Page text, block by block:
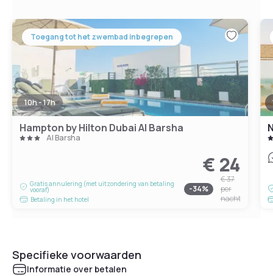
Toegang tot het zwembad inbegrepen
10h - 17h
Hampton by Hilton Dubai Al Barsha
Al Barsha
Gratis annulering (met uitzondering van betaling
vooraf)
Betaling in het hotel
€ 24
-34%
€ 37
per
nacht
Specifieke voorwaarden
Informatie over betalen